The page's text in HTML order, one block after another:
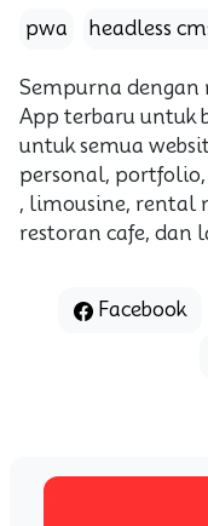
pwa headless
Sempurna dengan
App terbaru untuk
untuk semua
personal, portfolio,
, limousine, rental
restoran cafe, dan
Facebook